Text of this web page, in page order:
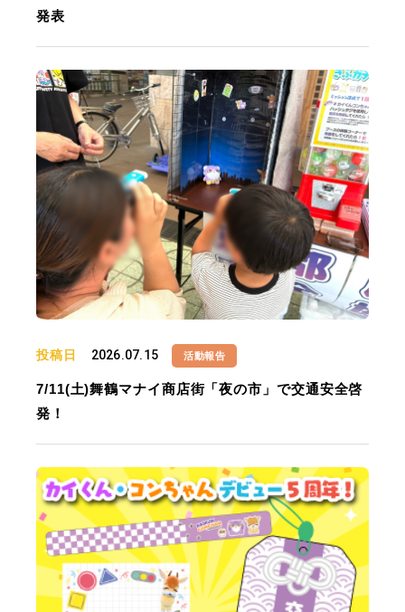
発表
投稿日 2026.07.15 活動報告
7/11(土)舞鶴マナイ商店街「夜の市」で交通安全啓
発！